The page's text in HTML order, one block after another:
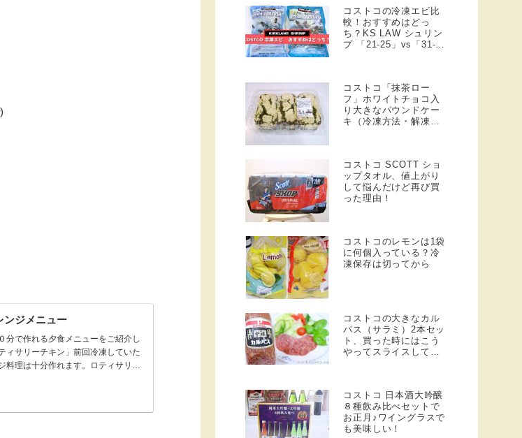
ンジメニュー
分で作れる夕食メニューをご紹介し
ィサリーチキン」前回冷凍していた
料理は十分作れます。ロティサリ
コストコの冷凍エビ比
較！おすすめはどっ
ち？KS LAW シュリン
プ 「21-25」vs「31-
コストコ「抹茶ロー
フ」ホワイトチョコ入
り大きなパウンドケー
キ（冷凍方法・解凍方
コストコ SCOTT ショ
ップタオル、値上がり
して悩んだけど再び買
った理由！
コストコのレモンは1袋
に何個入っている？冷
凍保存は切ってから
コストコの大きなカル
パス（サラミ）2本セッ
ト、買った時にはこう
やってスライスしてい
コストコ 日本酒大吟醸
８種飲み比べセットで
お正月♪ワイングラスで
も美味しい！